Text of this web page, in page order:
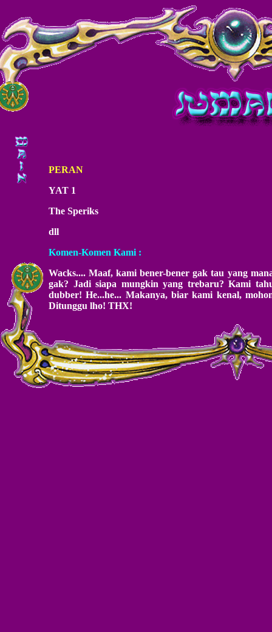
PERAN
YAT 1
The Speriks
dll
Komen-Komen Kami :
Wacks.... Maaf, kami bener-bener gak tau yang
gak? Jadi siapa mungkin yang trebaru? Kami
dubber! He...he... Makanya, biar kami kenal,
Ditunggu lho! THX!